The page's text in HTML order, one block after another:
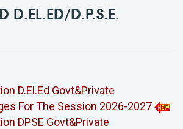
D.EL.ED/D.P.S.E.
D.El.Ed Govt&Private
For The Session 2026-2027
DPSE Govt&Private